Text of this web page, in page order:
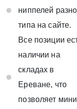
ниппелей
типа на сайте.
Все позиции
наличии на
складах в
Ереване, что
позволяет